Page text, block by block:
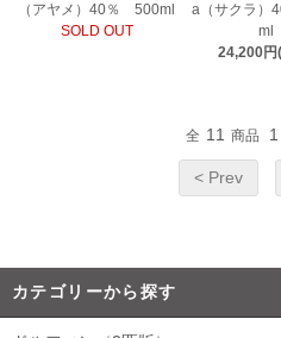
（アヤメ）40％ 500ml
SOLD OUT
a（サクラ
ml
24,200円
全 11 商品 1
< Prev
カテゴリーから探す